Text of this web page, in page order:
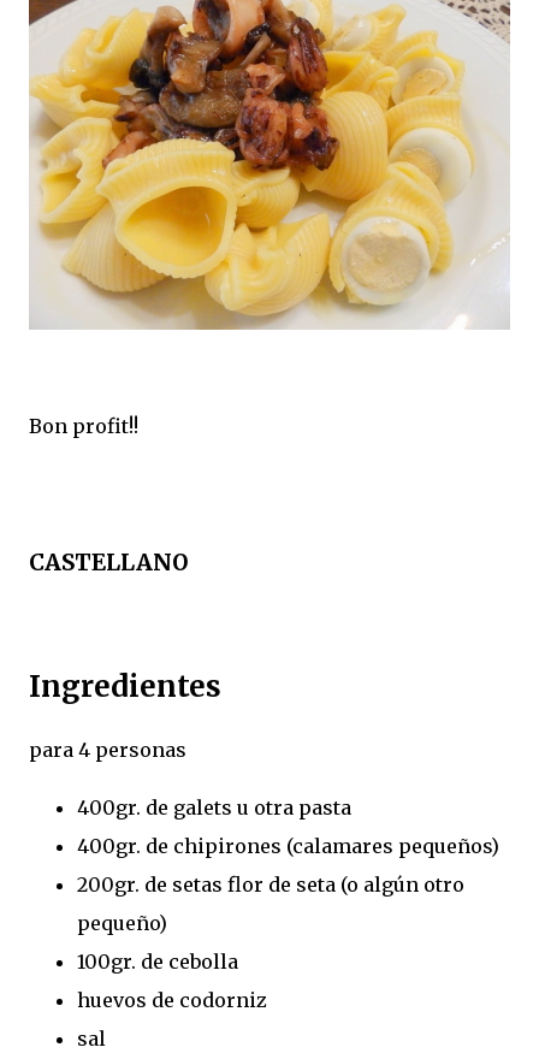
Bon profit!!
CASTELLANO
Ingredientes
para 4 personas
400gr. de galets u otra pasta
400gr. de chipirones (calamares pequeños)
200gr. de setas flor de seta (o algún otro
pequeño)
100gr. de cebolla
huevos de codorniz
sal